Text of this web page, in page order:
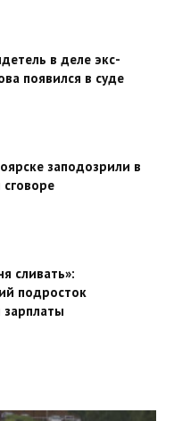
в деле экс-
появился в суде
заподозрили в
сливать»:
подросток